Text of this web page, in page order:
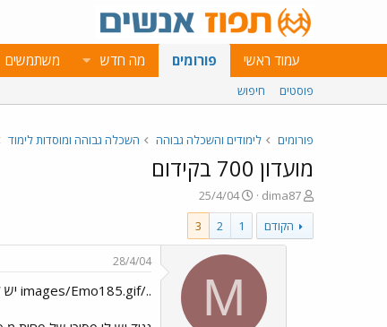
עמוד ראשי פורומים מה חדש משתמשים
פוסטים חיפוש
פורומים לימודים והשכלה גבוהה השכלה גבוהה ומוסדות לימוד
מועדון 700 בקידום
פ
ו
ת
ח
dima87
פ
ו
ר
ס
ם
ת
25/4/04
הקודם
1
2
3
M
28/4/04
../images/Emo185.gif יש לי שאלה בנושא-